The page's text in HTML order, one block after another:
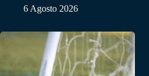
6 Agosto 2026